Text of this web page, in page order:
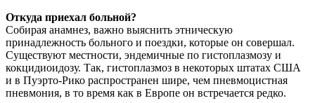
Откуда приехал больной?
Собирая анамнез, важно выяснить этническую
принадлежность больного и поездки, которые он совершал.
Существуют местности, эндемичные по гистоплазмозу и
кокцидиоидозу. Так, гистоплазмоз в некоторых штатах США
и в Пуэрто-Рико распространен шире, чем пневмоцистная
пневмония, в то время как в Европе он встречается редко.